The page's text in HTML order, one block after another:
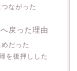
ながった
戻った理由
だった
を後押しした